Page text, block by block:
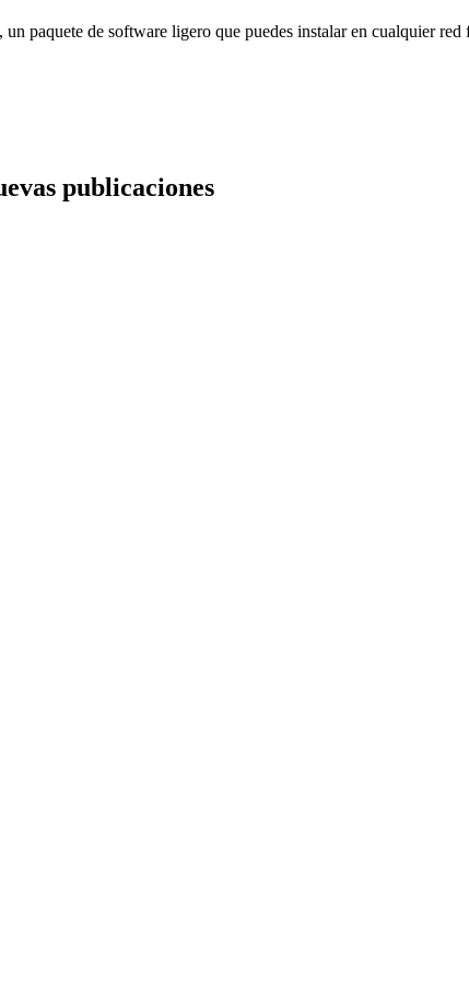
paquete de software ligero que puedes instalar en cualquier
publicaciones